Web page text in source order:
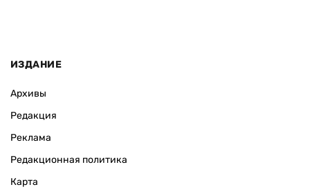
ИЗДАНИЕ
Архивы
Редакция
Реклама
Редакционная политика
Карта